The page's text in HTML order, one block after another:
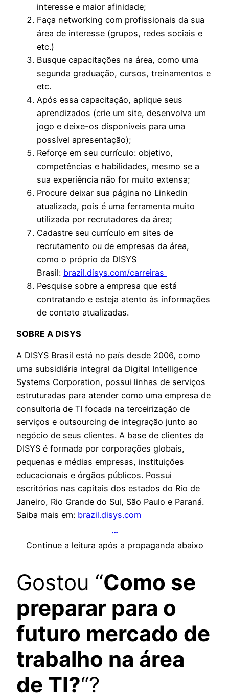
interesse e maior afinidade;
Faça networking com profissionais da sua
área de interesse (grupos, redes sociais e
etc.)
Busque capacitações na área, como uma
segunda graduação, cursos, treinamentos e
etc.
Após essa capacitação, aplique seus
aprendizados (crie um site, desenvolva um
jogo e deixe-os disponíveis para uma
possível apresentação);
Reforçe em seu currículo: objetivo,
competências e habilidades, mesmo se a
sua experiência não for muito extensa;
Procure deixar sua página no Linkedin
atualizada, pois é uma ferramenta muito
utilizada por recrutadores da área;
Cadastre seu currículo em sites de
recrutamento ou de empresas da área,
como o próprio da DISYS
Brasil: brazil.disys.com/carreiras
Pesquise sobre a empresa que está
contratando e esteja atento às informações
de contato atualizadas.
SOBRE A DISYS
A DISYS Brasil está no país desde 2006, como
uma subsidiária integral da Digital Intelligence
Systems Corporation, possui linhas de serviços
estruturadas para atender como uma empresa de
consultoria de TI focada na terceirização de
serviços e outsourcing de integração junto ao
negócio de seus clientes. A base de clientes da
DISYS é formada por corporações globais,
pequenas e médias empresas, instituições
educacionais e órgãos públicos. Possui
escritórios nas capitais dos estados do Rio de
Janeiro, Rio Grande do Sul, São Paulo e Paraná.
Saiba mais em: brazil.disys.com
…
Continue a leitura após a propaganda abaixo
Gostou “Como se
preparar para o
futuro mercado de
trabalho na área
de TI?“?